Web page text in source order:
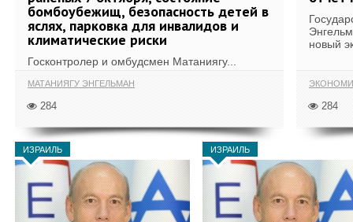
бомбоубежищ, безопасность детей в
яслях, парковка для инвалидов и
климатические риски
Госконтролер и омбудсмен Матаниягу...
МАТАНИЯГУ ЭНГЕЛЬМАН
284
новый
284
ИЗРАИЛЬ ИЗРАИЛЬ